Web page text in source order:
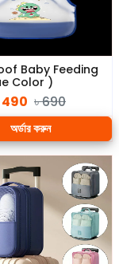
Baby Feeding
Color )
490 ৳ 690
অর্ডার করুন